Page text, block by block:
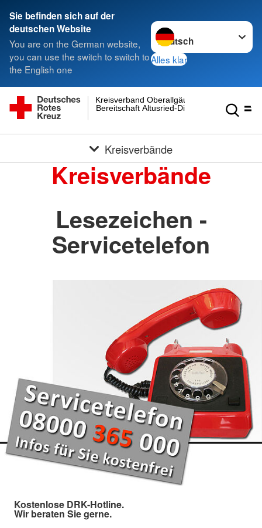
Sie befinden sich auf der
deutschen Website
You are on the German website,
you can use the switch to switch to
the English one
Sprache wechseln zu
Alles klar
Bereitschaft Altusried-Dietmannsried
Kreisverband Oberallgäu
Kreisverbände
Kreisverbände
Lesezeichen -
Servicetelefon
Kostenlose DRK-Hotline.
Wir beraten Sie gerne.